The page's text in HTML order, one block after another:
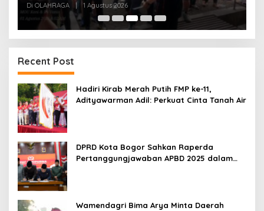
Di OLAHRAGA | 1 Agustus 2026
Recent Post
Hadiri Kirab Merah Putih FMP ke-11,
Adityawarman Adil: Perkuat Cinta Tanah Air
DPRD Kota Bogor Sahkan Raperda
Pertanggungjawaban APBD 2025 dalam
Wamendagri Bima Arya Minta Daerah